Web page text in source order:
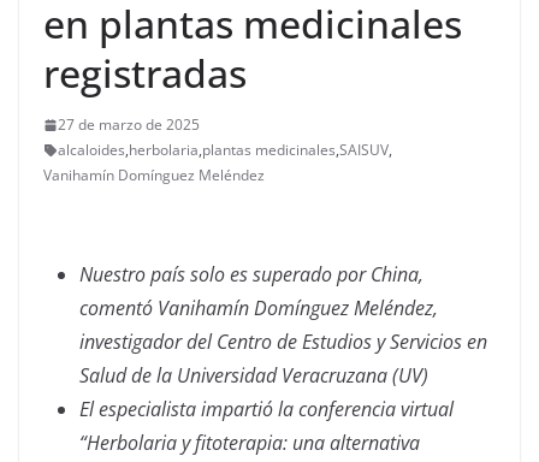
en plantas medicinales
registradas
27 de marzo de 2025
alcaloides,herbolaria,plantas medicinales,SAISUV,
Vanihamín Domínguez Meléndez
Nuestro país solo es superado por China,
comentó Vanihamín Domínguez Meléndez,
investigador del Centro de Estudios y Servicios en
Salud de la Universidad Veracruzana (UV)
El especialista impartió la conferencia virtual
“Herbolaria y fitoterapia: una alternativa